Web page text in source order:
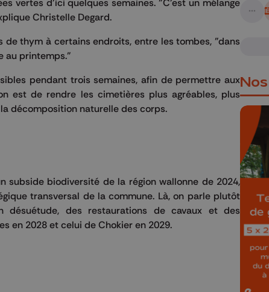
vertes d'ici quelques semaines. "C'est un mélange
Christelle Degard.
thym à certains endroits, entre les tombes, "dans
au printemps."
pendant trois semaines, afin de permettre aux
est de rendre les cimetières plus agréables, plus
décomposition naturelle des corps.
biodiversité de la région wallonne de 2024,
transversal de la commune. Là, on parle plutôt
des restaurations de cavaux et des
en 2028 et celui de Chokier en 2029.
A